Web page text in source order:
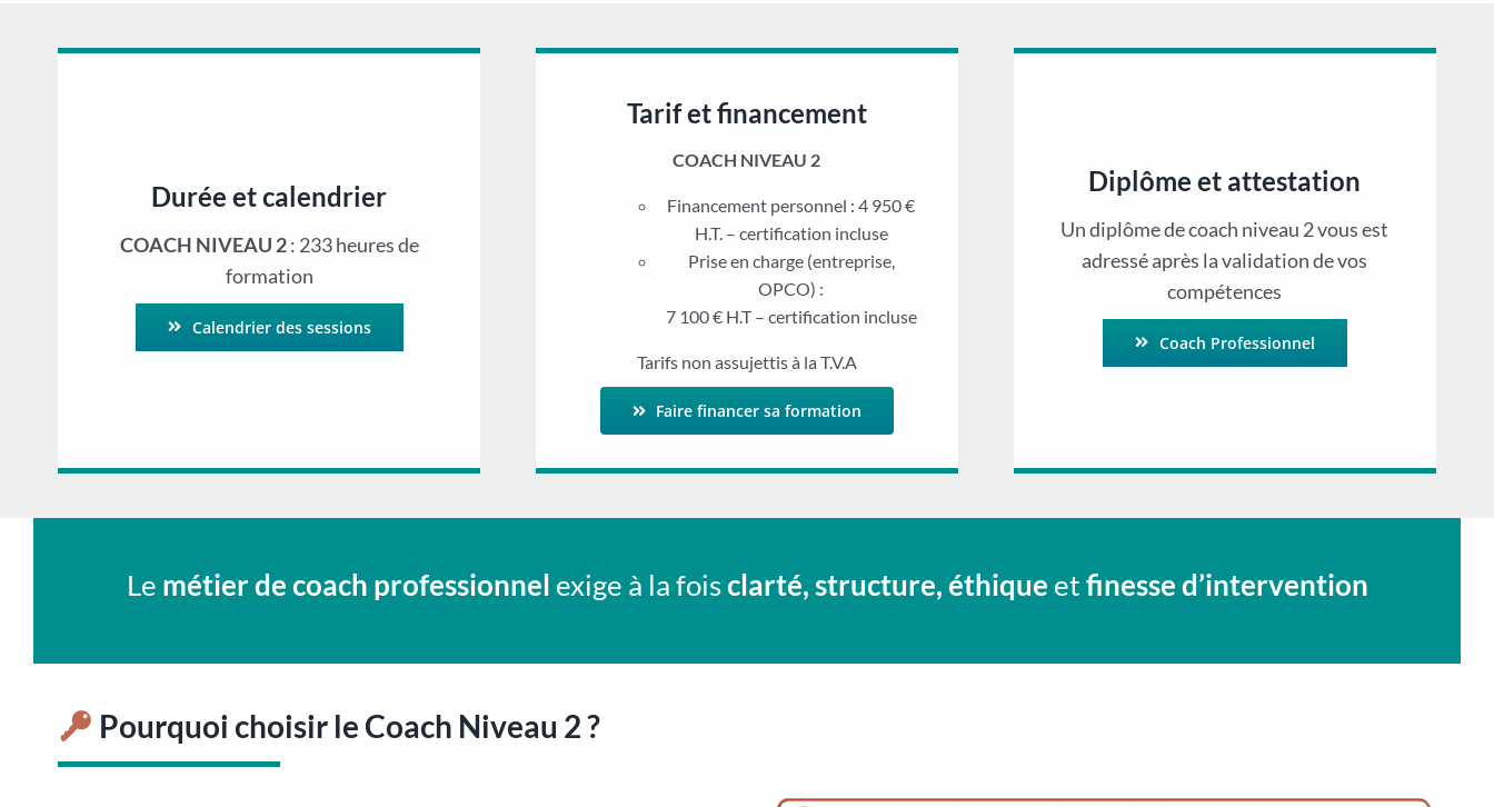
Durée et calendrier
COACH NIVEAU 2: 233 heures de
formation
Calendrier des sessions
Tarif et financement
COACH NIVEAU 2
Financement personnel : 4 950 €
H.T. – certification incluse
Prise en charge (entreprise,
OPCO) :
7 100 € H.T – certification incluse
Tarifs non assujettis à la T.V.A
Faire financer sa formation
Diplôme et attestation
Un diplôme de coach niveau 2 vous est
adressé après la validation de vos
compétences
Coach Professionnel
Le métier de coach professionnel exige à la foisclarté, structure, éthique etfinesse d’intervention
Pourquoi choisir le Coach Niveau 2 ?